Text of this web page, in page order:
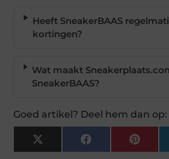
Heeft SneakerBAAS
kortingen?
Wat maakt
SneakerBAAS?
Goed artikel? Deel hem dan op:
X
(Twitter)
Facebook